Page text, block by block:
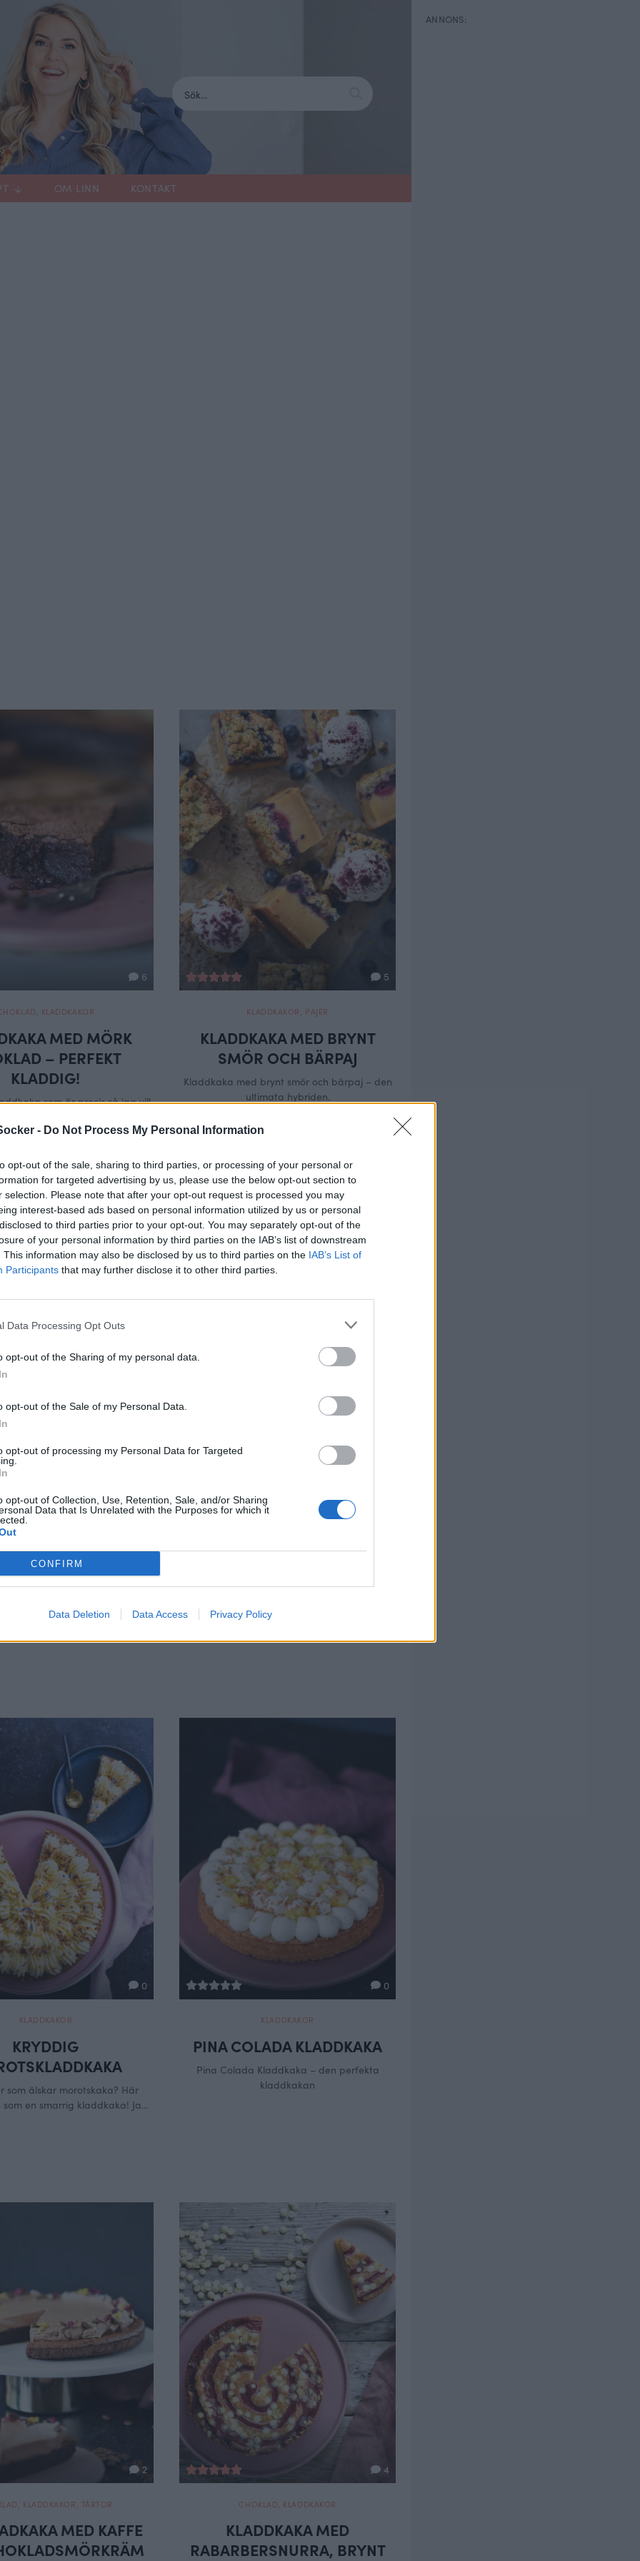
- Do Not Process My Personal Information
opt-out of the sale, sharing to third parties, or processing of your personal or
for targeted advertising by us, please use the below opt-out section to
selection. Please note that after your opt-out request is processed you may
interest-based ads based on personal information utilized by us or personal
to third parties prior to your opt-out. You may separately opt-out of the
of your personal information by third parties on the IAB’s list of downstream
This information may also be disclosed by us to third parties on the IAB’s List of
Participants that may further disclose it to other third parties.
Data Processing Opt Outs
opt-out of the Sharing of my personal data.
opt-out of the Sale of my Personal Data.
opt-out of processing my Personal Data for Targeted
opt-out of Collection, Use, Retention, Sale, and/or Sharing
Data that Is Unrelated with the Purposes for which it
CONFIRM
Data Deletion Data Access Privacy Policy
OM LINN KONTAKT
6
, KLADDKAKOR
MED MÖRK
– PERFEKT
KLADDIG!
som är precis så jag vill
5
KLADDKAKOR , PAJER
KLADDKAKA MED BRYNT
SMÖR OCH BÄRPAJ
Kladdkaka med brynt smör och bärpaj – den
ultimata hybriden.
,JULRECEPT,TÅRTOR
MED
LINGONFROSTING.
med krämig lingonfrosting –
CHOKLAD,JULRECEPT KLADDKAKOR
Kladdkaka med pepparkaka är ingen nyhet
verkligen kronan på verket. En perfekt jultårta
flera dagar faktiskt. Förvara i kylen eller frys in.
0
KLADDKAKOR
KRYDDIG
som älskar morotskaka? Här
en smarrig kladdkaka! Jag
0
KLADDKAKOR
PINA COLADA KLADDKAKA
Pina Colada Kladdkaka – den perfekta
kladdkakan
2
KLADDKAKOR TÅRTOR
MED KAFFE
4
CHOKLAD KLADDKAKOR
KLADDKAKA MED
RABARBERSNURRA, BRYNT